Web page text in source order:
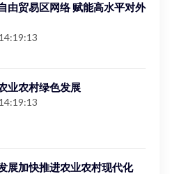
由贸易区网络 赋能高水平对外
业农村绿色发展
展加快推进农业农村现代化